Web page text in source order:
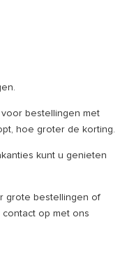
bestellingen met
hoe groter de korting.
kunt u genieten
grote bestellingen of
op met ons